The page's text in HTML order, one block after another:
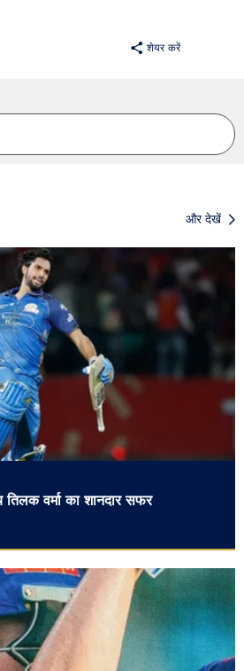
शेयर करें
और देखें
तिलक वर्मा का शानदार सफर